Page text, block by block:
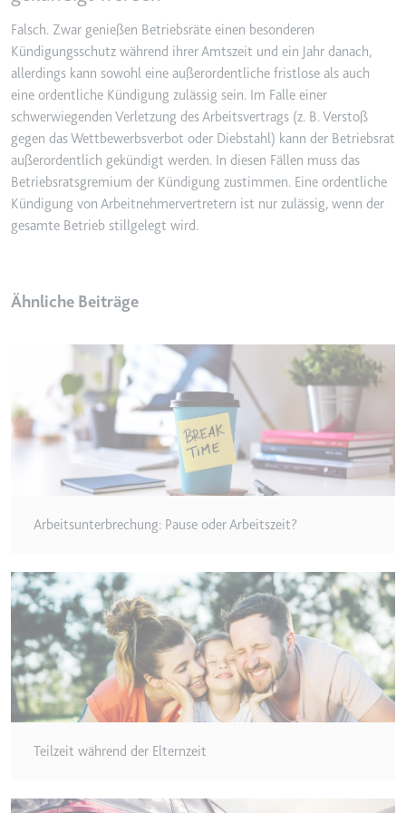
Falsch. Zwar genießen Betriebsräte einen besonderen
Kündigungsschutz während ihrer Amtszeit und ein Jahr danach,
allerdings kann sowohl eine außerordentliche fristlose als auch
eine ordentliche Kündigung zulässig sein. Im Falle einer
schwerwiegenden Verletzung des Arbeitsvertrags (z. B. Verstoß
gegen das Wettbewerbsverbot oder Diebstahl) kann der Betriebsrat
außerordentlich gekündigt werden. In diesen Fällen muss das
Betriebsratsgremium der Kündigung zustimmen. Eine ordentliche
Kündigung von Arbeitnehmervertretern ist nur zulässig, wenn der
gesamte Betrieb stillgelegt wird.
Ähnliche Beiträge
Arbeitsunterbrechung: Pause oder Arbeitszeit?
Teilzeit während der Elternzeit